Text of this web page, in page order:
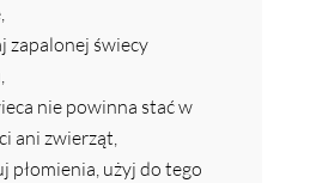
zapalonej świecy
nie powinna stać w
ani zwierząt,
płomienia, użyj do tego